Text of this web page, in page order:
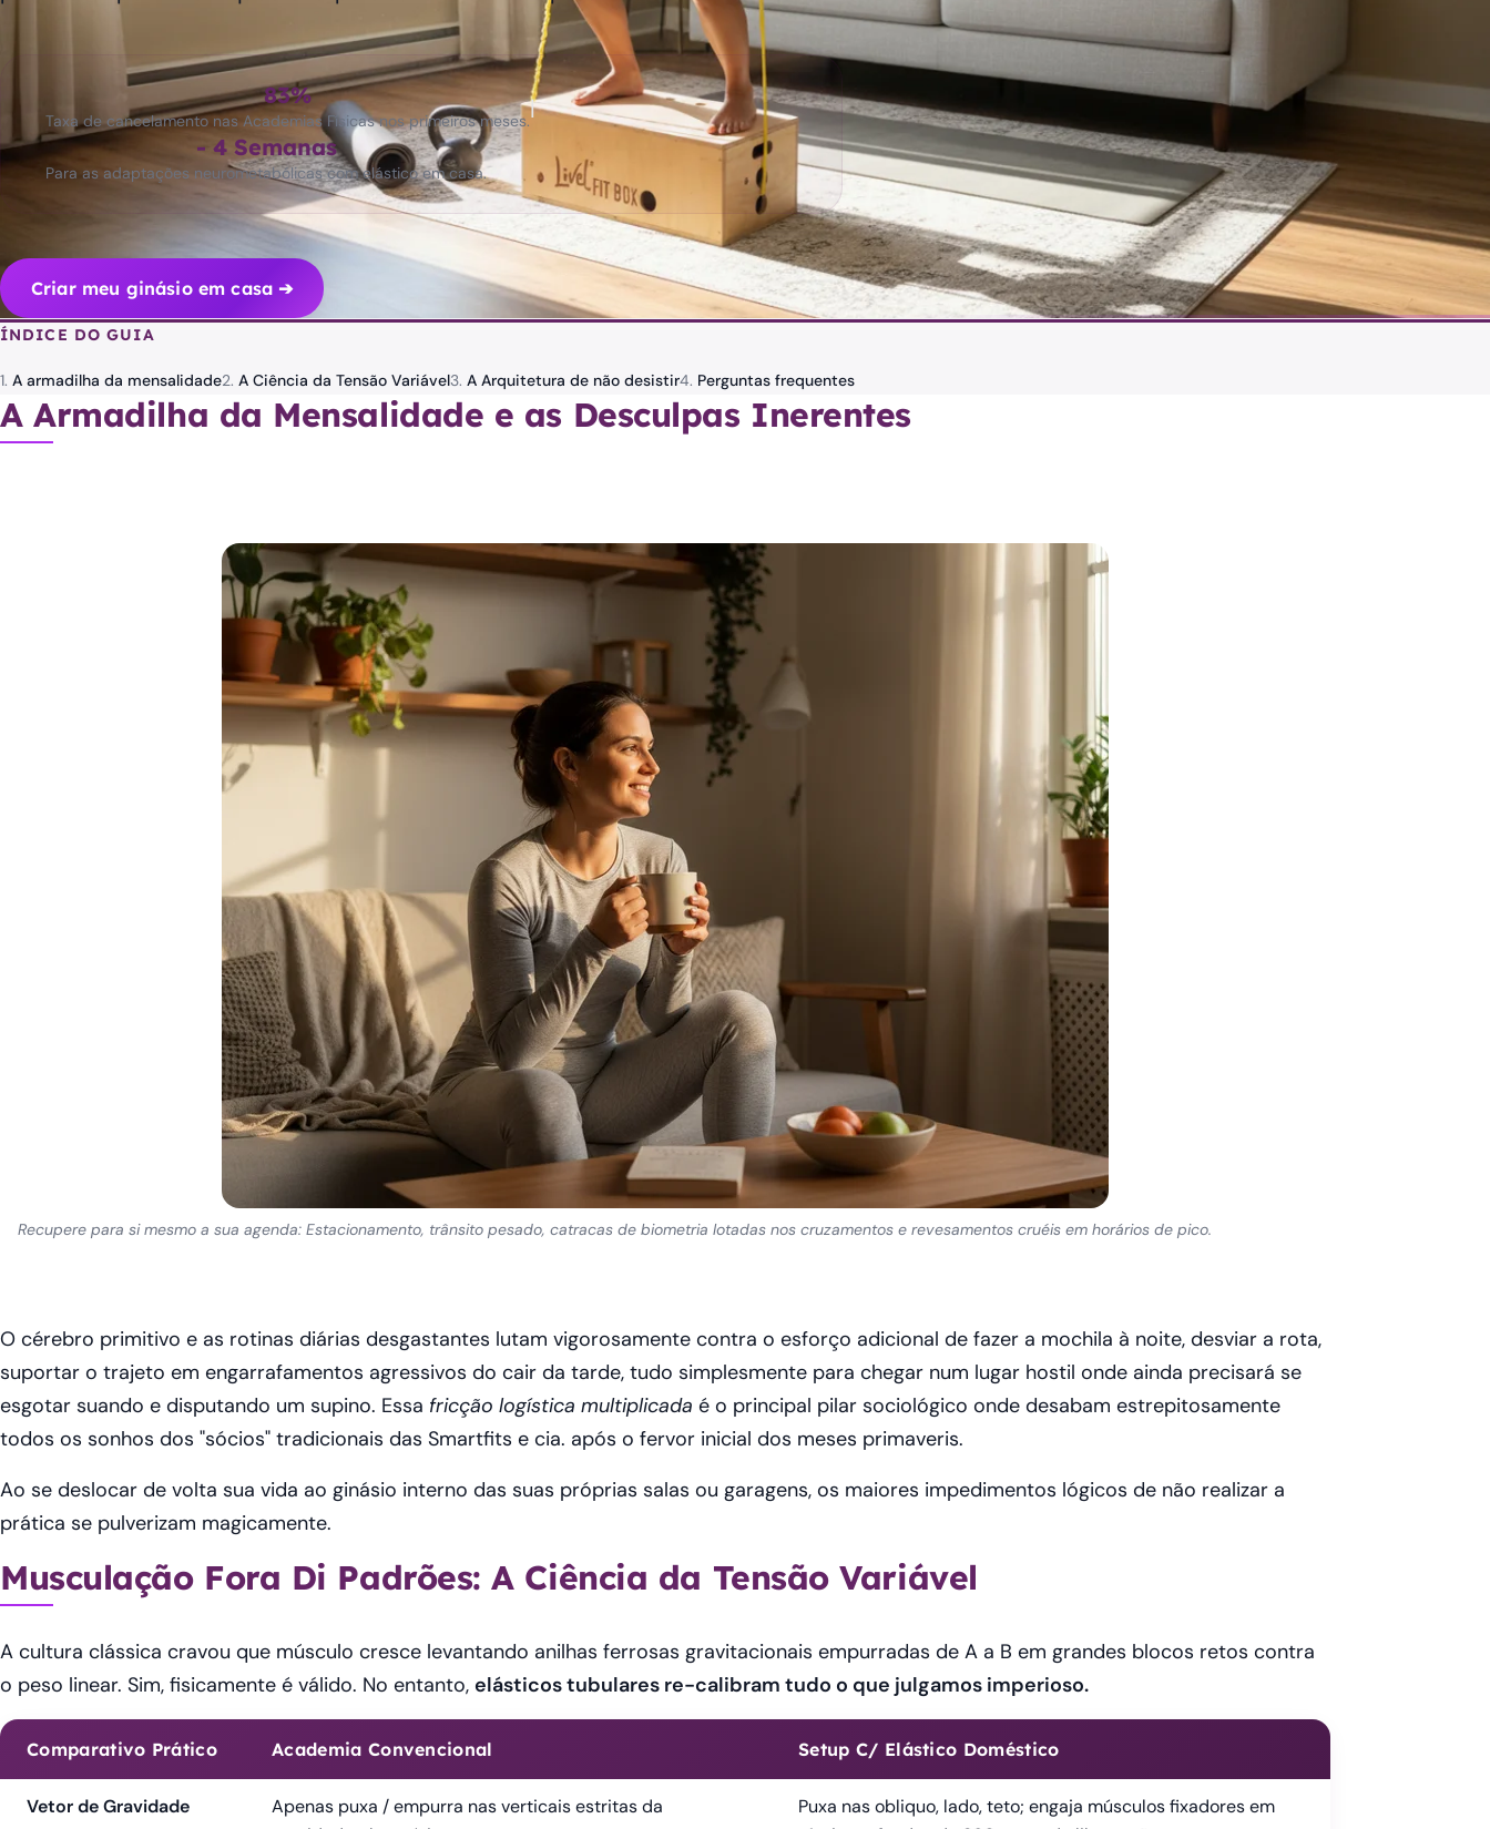
83%
Taxa de cancelamento nas Academias Físicas nos primeiros meses.|
- 4 Semanas
Para as adaptações neurometabólicas com elástico em casa.
Criar meu ginásio em casa ➔
ÍNDICE DO GUIA
A armadilha da mensalidade A Ciência da Tensão Variável A Arquitetura de não desistir Perguntas frequentes
A Armadilha da Mensalidade e as Desculpas Inerentes
Recupere para si mesmo a sua agenda: Estacionamento, trânsito pesado, catracas de biometria lotadas nos cruzamentos e revesamentos cruéis em horários de pico.
O cérebro primitivo e as rotinas diárias desgastantes lutam vigorosamente contra o esforço adicional de fazer a mochila à noite, desviar a rota,
suportar o trajeto em engarrafamentos agressivos do cair da tarde, tudo simplesmente para chegar num lugar hostil onde ainda precisará se
esgotar suando e disputando um supino. Essa fricção logística multiplicada é o principal pilar sociológico onde desabam estrepitosamente
todos os sonhos dos "sócios" tradicionais das Smartfits e cia. após o fervor inicial dos meses primaveris.
Ao se deslocar de volta sua vida ao ginásio interno das suas próprias salas ou garagens, os maiores impedimentos lógicos de não realizar a
prática se pulverizam magicamente.
Musculação Fora Di Padrões: A Ciência da Tensão Variável
A cultura clássica cravou que músculo cresce levantando anilhas ferrosas gravitacionais empurradas de A a B em grandes blocos retos contra
o peso linear. Sim, fisicamente é válido. No entanto, elásticos tubulares re-calibram tudo o que julgamos imperioso.
Comparativo Prático Academia Convencional Setup C/ Elástico Doméstico
Vetor de Gravidade
Apenas puxa / empurra nas verticais estritas da
Puxa nas obliquo, lado, teto; engaja músculos fixadores em